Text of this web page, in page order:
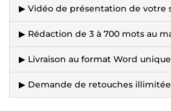
▶ Vidéo de présentation de votre
▶ Rédaction de 3 à 700 mots au
▶ Livraison au format Word
▶ Demande de retouches